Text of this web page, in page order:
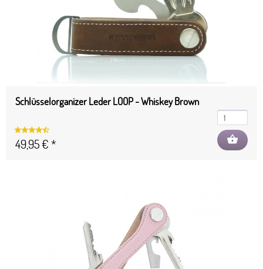
Schlüsselorganizer Leder LOOP - Whiskey Brown
49,95 € * shopping_basket